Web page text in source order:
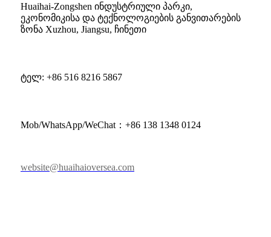
Huaihai-Zongshen ინდუსტრიული პარკი,
ეკონომიკისა და ტექნოლოგიების განვითარების
ზონა Xuzhou, Jiangsu, ჩინეთი
ტელ: +86 516 8216 5867
Mob/WhatsApp/WeChat：+86 138 1348 0124
website@huaihaioversea.com